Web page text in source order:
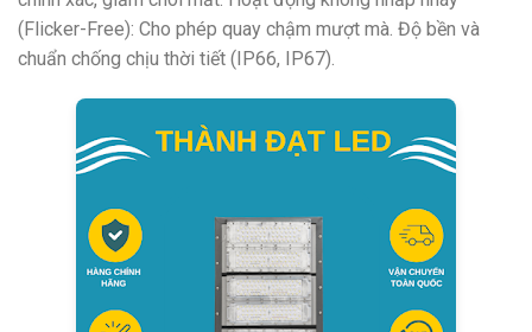
(Flicker-Free): Cho phép quay chậm mượt mà. Độ bền và
chuẩn chống chịu thời tiết (IP66, IP67).